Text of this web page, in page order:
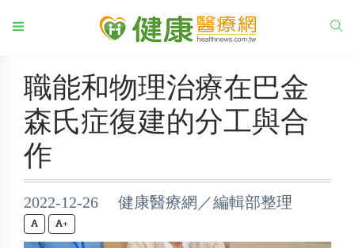
職能和物理治療在巴金
森氏症復建的分工與合
作
2022-12-26 健康醫療網／編輯部整理
+